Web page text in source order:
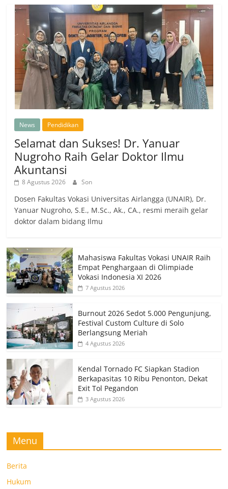
News Pendidikan
Selamat dan Sukses! Dr. Yanuar
Nugroho Raih Gelar Doktor Ilmu
Akuntansi
8 Agustus 2026 Son
Dosen Fakultas Vokasi Universitas Airlangga (UNAIR), Dr.
Yanuar Nugroho, S.E., M.Sc., Ak., CA., resmi meraih gelar
doktor dalam bidang Ilmu
Mahasiswa Fakultas Vokasi UNAIR Raih
Empat Penghargaan di Olimpiade
Vokasi Indonesia XI 2026
7 Agustus 2026
Burnout 2026 Sedot 5.000 Pengunjung,
Festival Custom Culture di Solo
Berlangsung Meriah
4 Agustus 2026
Kendal Tornado FC Siapkan Stadion
Berkapasitas 10 Ribu Penonton, Dekat
Exit Tol Pegandon
3 Agustus 2026
Menu
Berita
Hukum